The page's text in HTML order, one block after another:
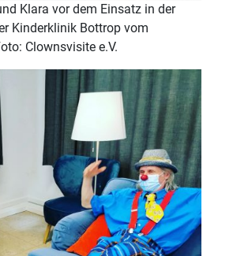
Klara vor dem Einsatz in der
Kinderklinik Bottrop vom
Clownsvisite e.V.